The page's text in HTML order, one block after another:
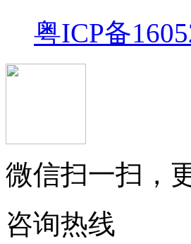
粤ICP备
微信扫一扫，
咨询热线